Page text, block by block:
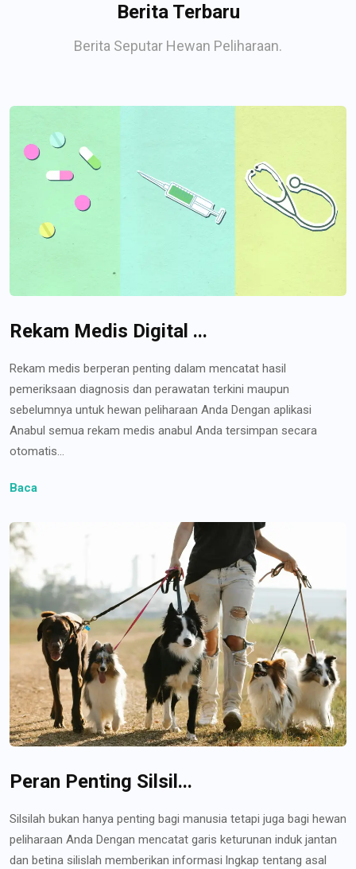
Berita Terbaru
Berita Seputar Hewan Peliharaan.
Rekam Medis Digital ...
Rekam medis berperan penting dalam mencatat hasil
pemeriksaan diagnosis dan perawatan terkini maupun
sebelumnya untuk hewan peliharaan Anda Dengan aplikasi
Anabul semua rekam medis anabul Anda tersimpan secara
otomatis...
Baca
Peran Penting Silsil...
Silsilah bukan hanya penting bagi manusia tetapi juga bagi hewan
peliharaan Anda Dengan mencatat garis keturunan induk jantan
dan betina silislah memberikan informasi lngkap tentang asal